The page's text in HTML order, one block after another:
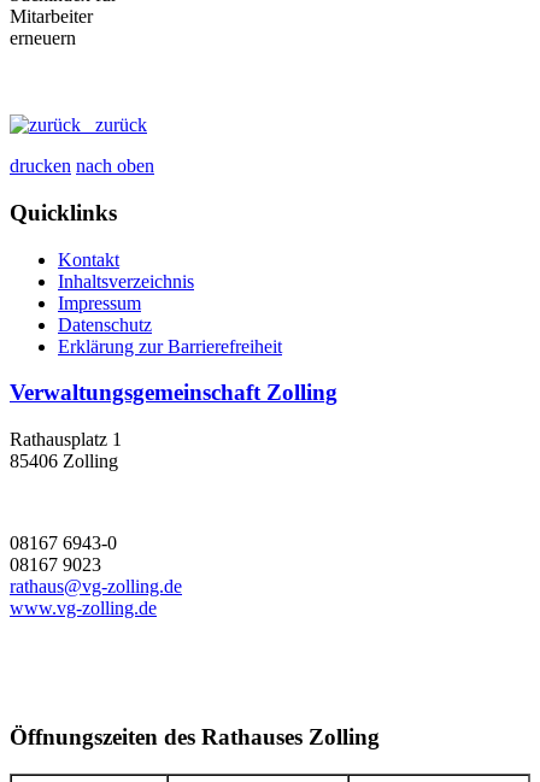
zurück
drucken nach oben
Quicklinks
Kontakt
Inhaltsverzeichnis
Impressum
Datenschutz
Erklärung zur Barrierefreiheit
Verwaltungsgemeinschaft Zolling
Rathausplatz 1
85406 Zolling
08167 6943-0
08167 9023
rathaus@vg-zolling.de
www.vg-zolling.de
Öffnungszeiten des Rathauses Zolling